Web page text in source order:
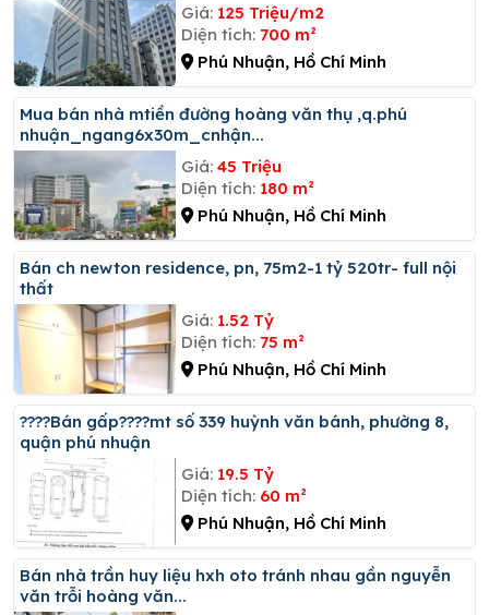
Giá: 125 Triệu/m2
Diện tích: 700 m²
Phú Nhuận, Hồ Chí Minh
Mua bán nhà mtiền đường hoàng văn thụ ,q.phú
nhuận_ngang6x30m_cnhận...
Giá: 45 Triệu
Diện tích: 180 m²
Phú Nhuận, Hồ Chí Minh
Bán ch newton residence, pn, 75m2-1 tỷ 520tr- full nội
thất
Giá: 1.52 Tỷ
Diện tích: 75 m²
Phú Nhuận, Hồ Chí Minh
????bán gấp????mt số 339 huỳnh văn bánh, phường 8,
quận phú nhuận
Giá: 19.5 Tỷ
Diện tích: 60 m²
Phú Nhuận, Hồ Chí Minh
Bán nhà trần huy liệu hxh oto tránh nhau gần nguyễn
văn trỗi hoàng văn...